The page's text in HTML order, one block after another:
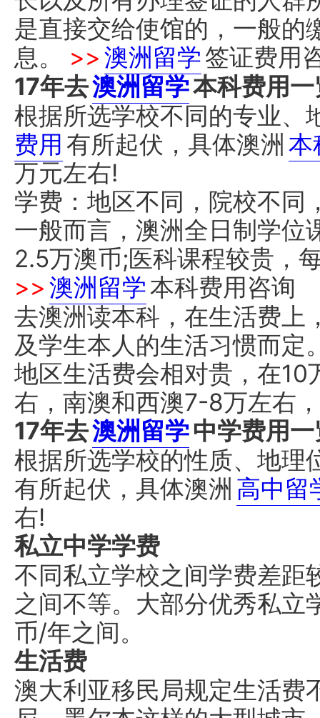
是直接交给使馆的，一般的
息。
>> 澳洲留学签证费用
17年去澳洲留学本科费用
根据所选学校不同的专业、
费用 有所起伏，具体澳洲 本
万元左右!
学费：地区不同，院校不同
一般而言，澳洲全日制学
2.5万澳币;医科课程较贵，
>> 澳洲留学本科费用咨询
去澳洲读本科，在生活费上
及学生本人的生活习惯而定
地区生活费会相对贵，在
右，南澳和西澳7-8万左右
17年去澳洲留学中学费用
根据所选学校的性质、地理
有所起伏，具体澳洲 高中留
右!
私立中学学费
不同私立学校之间学费差
之间不等。大部分优秀私
币/年之间。
生活费
澳大利亚移民局规定生活费